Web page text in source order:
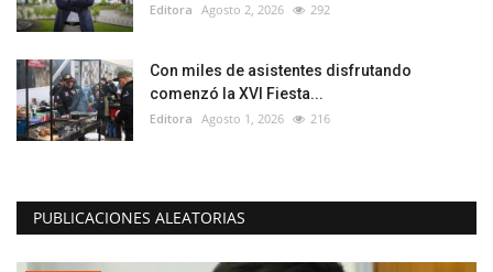
Editora Agosto 2, 2026 292
Con miles de asistentes disfrutando
comenzó la XVI Fiesta...
Editora Agosto 1, 2026 216
PUBLICACIONES ALEATORIAS